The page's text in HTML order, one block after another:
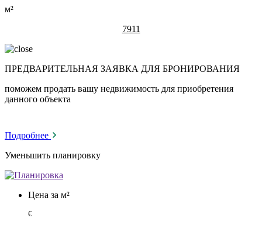
м²
7911
ПРЕДВАРИТЕЛЬНАЯ ЗАЯВКА ДЛЯ БРОНИРОВАНИЯ
поможем продать вашу недвижимость для приобретения
данного объекта
Подробнее
Уменьшить планировку
Цена за м²
€